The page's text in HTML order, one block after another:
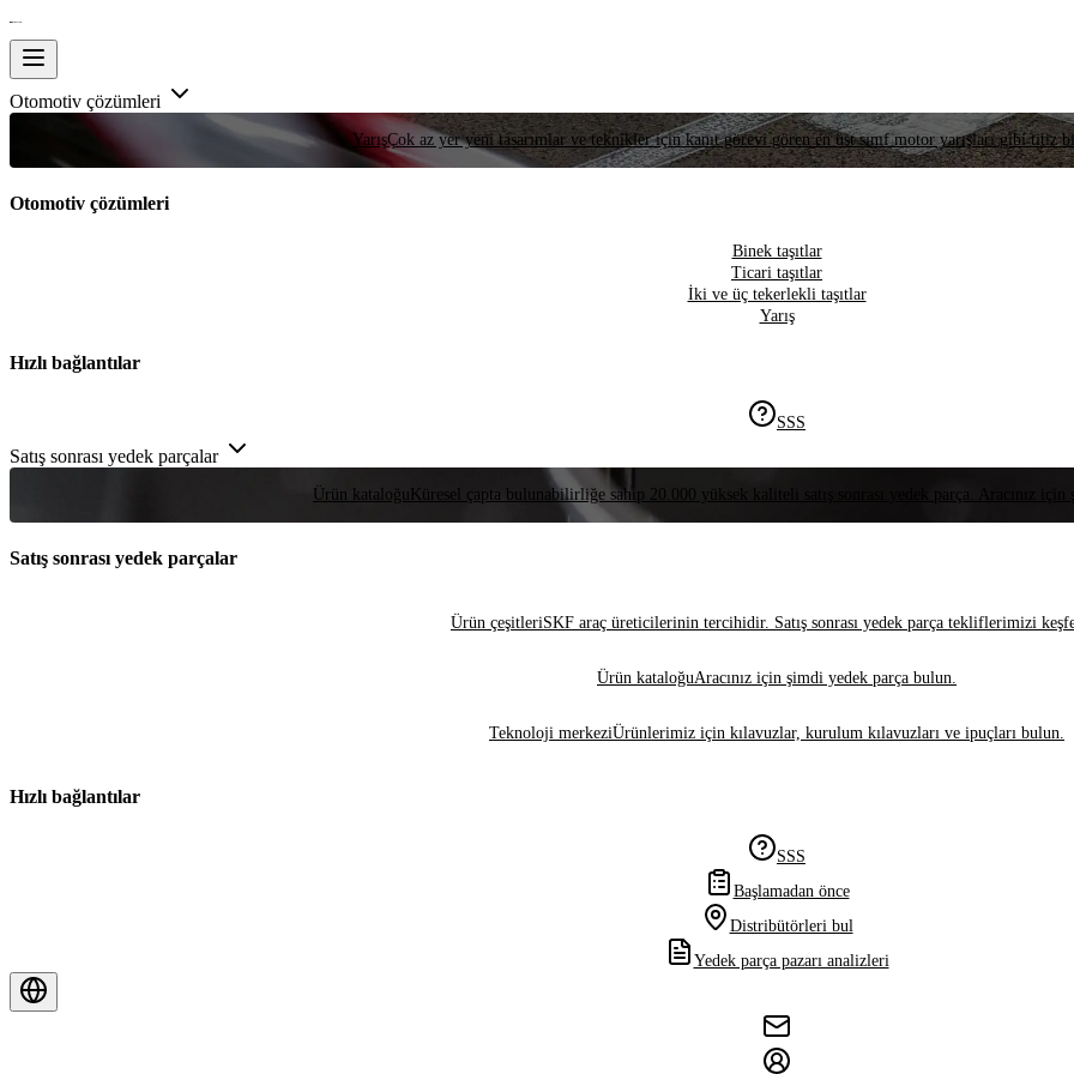
Otomotiv çözümleri
YarışÇok az yer yeni tasarımlar ve teknikler için kanıt görevi gören en üst sınıf motor yarışları gibi titiz
Otomotiv çözümleri
Binek taşıtlar
Ticari taşıtlar
İki ve üç tekerlekli taşıtlar
Yarış
Hızlı bağlantılar
SSS
Satış sonrası yedek parçalar
Ürün kataloğu Küresel çapta bulunabilirliğe sahip 20.000 yüksek kaliteli satış sonrası yedek parça. Aracınız
Satış sonrası yedek parçalar
Ürün çeşitleriSKF araç üreticilerinin tercihidir. Satış sonrası yedek parça tekliflerimizi
Ürün kataloğuAracınız için şimdi yedek parça bulun.
Teknoloji merkeziÜrünlerimiz için kılavuzlar, kurulum kılavuzları ve ipuçları bulun.
Hızlı bağlantılar
SSS
Başlamadan önce
Distribütörleri bul
Yedek parça pazarı analizleri